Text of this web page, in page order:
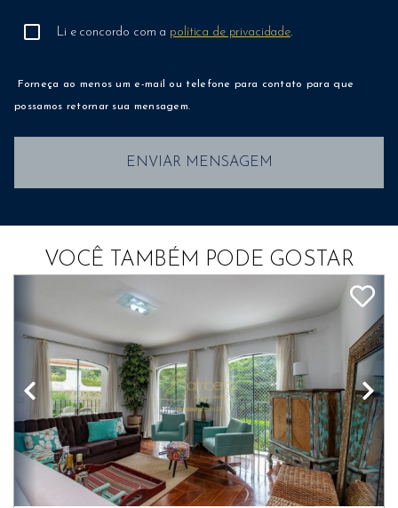
Li e concordo com a política de privacidade.
Forneça ao menos um e-mail ou telefone para contato para que
possamos retornar sua mensagem.
ENVIAR MENSAGEM
VOCÊ TAMBÉM PODE GOSTAR